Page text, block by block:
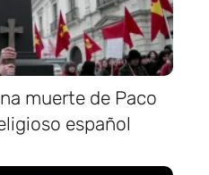
muerte de Paco
español